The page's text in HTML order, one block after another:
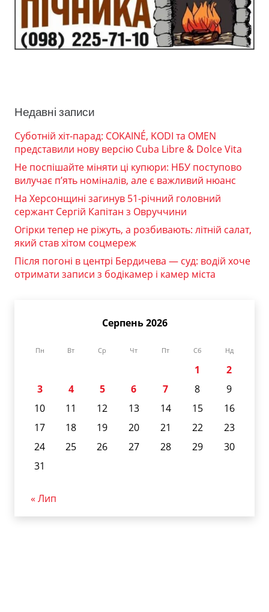
Недавні записи
Суботній хіт-парад: COKAINÉ, KODI та OMEN
представили нову версію Cuba Libre & Dolce Vita
Не поспішайте міняти ці купюри: НБУ поступово
вилучає п’ять номіналів, але є важливий нюанс
На Херсонщині загинув 51-річний головний
сержант Сергій Капітан з Овруччини
Огірки тепер не ріжуть, а розбивають: літній салат,
який став хітом соцмереж
Після погоні в центрі Бердичева — суд: водій хоче
отримати записи з бодікамер і камер міста
Серпень 2026
Пн Вт Ср Чт Пт Сб Нд
1
2
3
4 5 6 7 8
9
10
11 12 13 14 15
16
17
18 19 20 21 22
23
24
25 26 27 28 29
30
31
« Лип